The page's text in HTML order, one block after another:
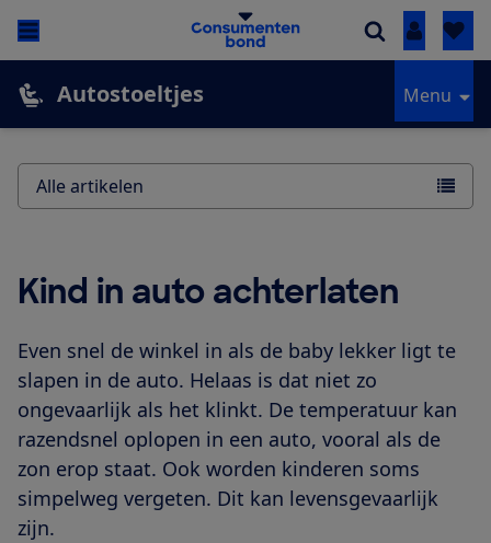
Inloggen
Autostoeltjes Menu
Kind in auto achterlaten
Even snel de winkel in als de baby lekker ligt te
slapen in de auto. Helaas is dat niet zo
ongevaarlijk als het klinkt. De temperatuur kan
razendsnel oplopen in een auto, vooral als de
zon erop staat. Ook worden kinderen soms
simpelweg vergeten. Dit kan levensgevaarlijk
zijn.
Alle artikelen